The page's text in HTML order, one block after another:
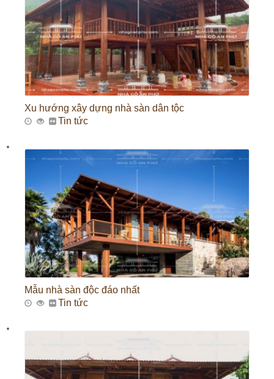
Xu hướng xây dựng nhà sàn dân tộc
Tin tức
Mẫu nhà sàn độc đáo nhất
Tin tức